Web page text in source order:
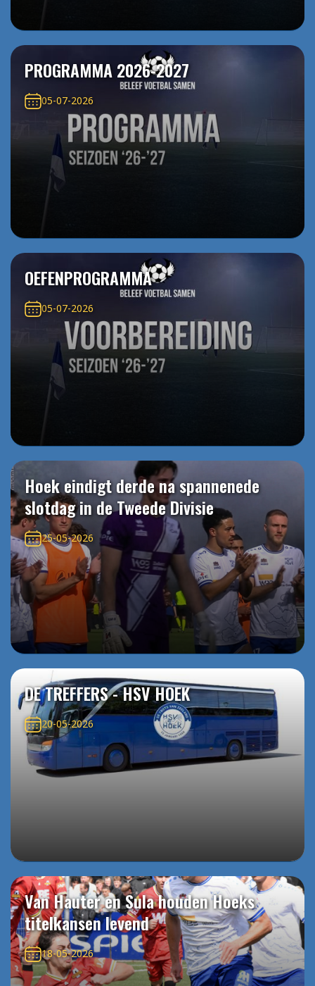
PROGRAMMA 2026-2027
05-07-2026
OEFENPROGRAMMA
05-07-2026
Hoek eindigt derde na spannenede
slotdag in de Tweede Divisie
25-05-2026
DE TREFFERS - HSV HOEK
20-05-2026
Van Hauter en Sula houden Hoeks
titelkansen levend
18-05-2026